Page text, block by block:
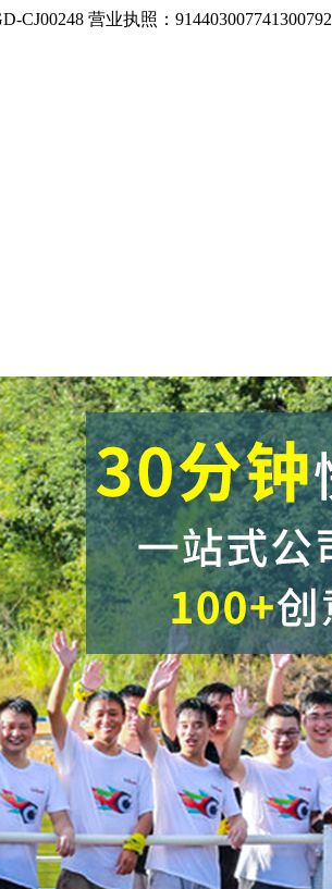
营业执照：914403007741300792